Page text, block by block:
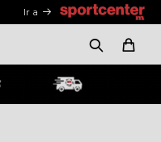
Ir a